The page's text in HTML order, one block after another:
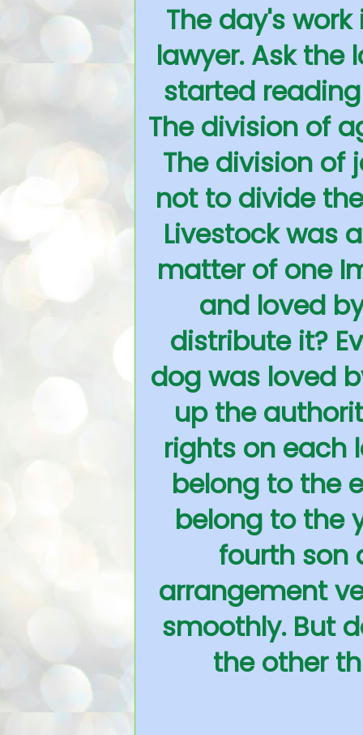
The day's
lawyer. Ask the
started
The division of
The division of
not to divide
Livestock was
matter of one
and loved
distribute it?
dog was loved
up the
rights on each
belong to the
belong to the
fourth son
arrangement
smoothly. But
the other